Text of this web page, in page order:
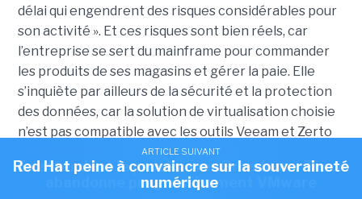
ARTICLE SUIVANT
En attendant le procès avec Broadcom, Tesco
abandonne progressivement VMware
délai qui engendrent des risques considérables pour
son activité ». Et ces risques sont bien réels, car
l’entreprise se sert du mainframe pour commander
les produits de ses magasins et gérer la paie. Elle
s’inquiète par ailleurs de la sécurité et la protection
des données, car la solution de virtualisation choisie
n’est pas compatible avec les outils Veeam et Zerto
ARTICLE SUIVANT
Red Hat peine à convaincre sur la souveraineté
numérique